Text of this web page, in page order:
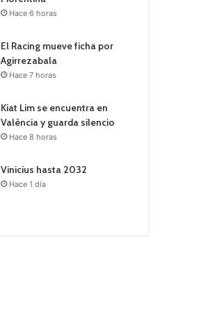
Hace 6 horas
El Racing mueve ficha por
Agirrezabala
Hace 7 horas
Kiat Lim se encuentra en
València y guarda silencio
Hace 8 horas
Vinicius hasta 2032
Hace 1 día